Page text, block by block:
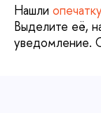
Нашли опечатку
Выделите её,
уведомление.